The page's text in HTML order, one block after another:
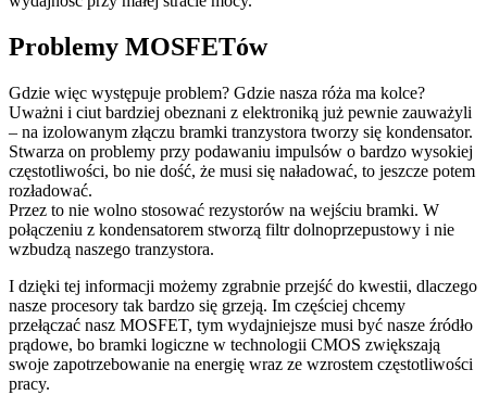
Problemy MOSFETów
Gdzie więc występuje problem? Gdzie nasza róża ma kolce?
Uważni i ciut bardziej obeznani z elektroniką już pewnie zauważyli
– na izolowanym złączu bramki tranzystora tworzy się kondensator.
Stwarza on problemy przy podawaniu impulsów o bardzo wysokiej
częstotliwości, bo nie dość, że musi się naładować, to jeszcze potem
rozładować.
Przez to nie wolno stosować rezystorów na wejściu bramki. W
połączeniu z kondensatorem stworzą filtr dolnoprzepustowy i nie
wzbudzą naszego tranzystora.
I dzięki tej informacji możemy zgrabnie przejść do kwestii, dlaczego
nasze procesory tak bardzo się grzeją. Im częściej chcemy
przełączać nasz MOSFET, tym wydajniejsze musi być nasze źródło
prądowe, bo bramki logiczne w technologii CMOS zwiększają
swoje zapotrzebowanie na energię wraz ze wzrostem częstotliwości
pracy.